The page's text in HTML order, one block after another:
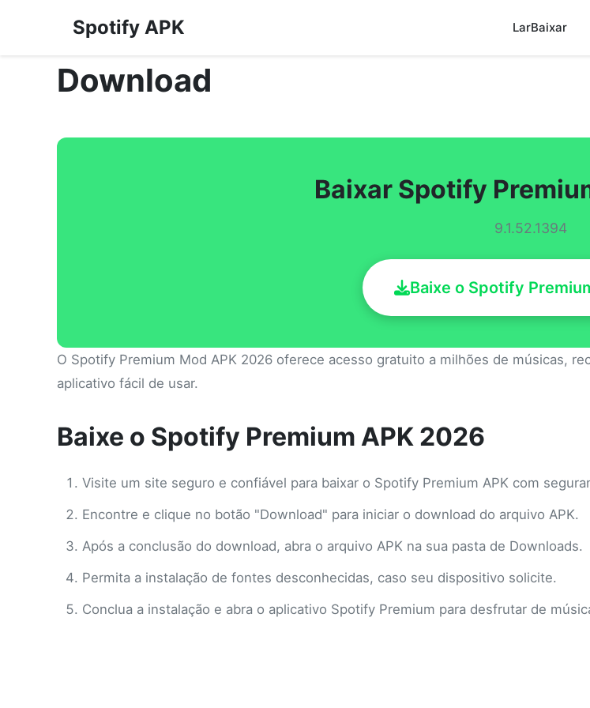
Spotify APK LarBaixar
Download
Baixar Spotify
9.1.52.1394
Baixe o Spotify
O Spotify Premium Mod APK 2026 oferece acesso gratuito a milhões de músicas,
aplicativo fácil de usar.
Baixe o Spotify Premium APK 2026
Visite um site seguro e confiável para baixar o Spotify Premium APK com
Encontre e clique no botão "Download" para iniciar o download do arquivo APK.
Após a conclusão do download, abra o arquivo APK na sua pasta de Downloads.
Permita a instalação de fontes desconhecidas, caso seu dispositivo solicite.
Conclua a instalação e abra o aplicativo Spotify Premium para desfrutar de